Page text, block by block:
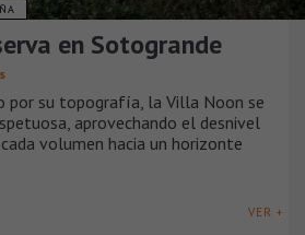
en Sotogrande
por su topografía, la Villa Noon se
aprovechando el desnivel
volumen hacia un horizonte
VER +